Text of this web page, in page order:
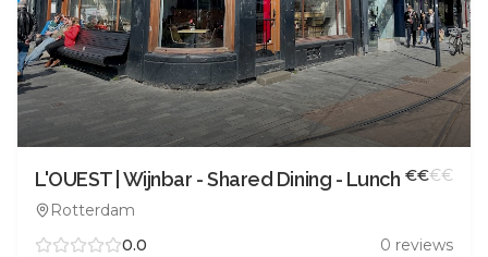
L'OUEST | Wijnbar - Shared Dining - Lunch
Rotterdam
€€€€
0.0 0 reviews